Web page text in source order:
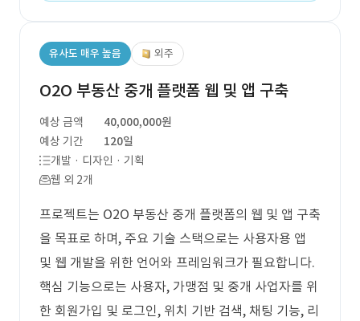
유사도 매우 높음 외주
O2O 부동산 중개 플랫폼 웹 및 앱 구축
예상 금액
40,000,000원
예상 기간
120일
개발 · 디자인 · 기획
웹 외 2개
프로젝트는 O2O 부동산 중개 플랫폼의 웹 및 앱 구축
을 목표로 하며, 주요 기술 스택으로는 사용자용 앱
및 웹 개발을 위한 언어와 프레임워크가 필요합니다.
핵심 기능으로는 사용자, 가맹점 및 중개 사업자를 위
한 회원가입 및 로그인, 위치 기반 검색, 채팅 기능, 리